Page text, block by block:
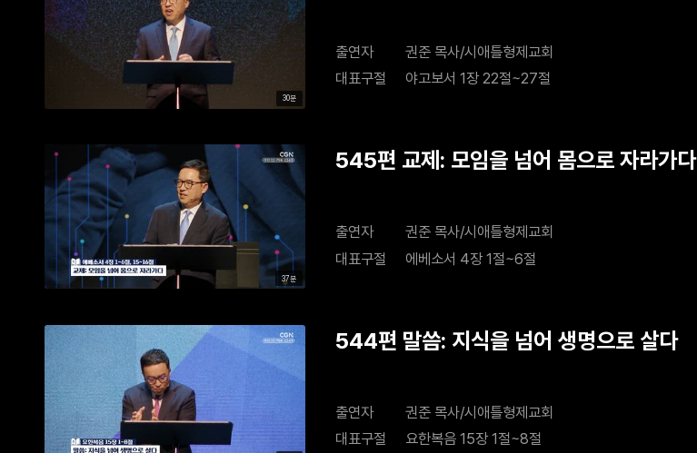
30분
출연자
권준 목사/시애틀형제교회
대표구절
야고보서 1장 22절~27절
37분
545편 교제: 모임을 넘어 몸으로 자라가다
출연자
권준 목사/시애틀형제교회
대표구절
에베소서 4장 1절~6절
544편 말씀: 지식을 넘어 생명으로 살다
출연자
권준 목사/시애틀형제교회
대표구절
요한복음 15장 1절~8절